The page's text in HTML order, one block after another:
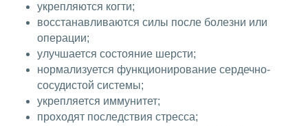
укрепляются когти;
восстанавливаются силы после болезни или
операции;
улучшается состояние шерсти;
нормализуется функционирование сердечно-
сосудистой системы;
укрепляется иммунитет;
проходят последствия стресса;